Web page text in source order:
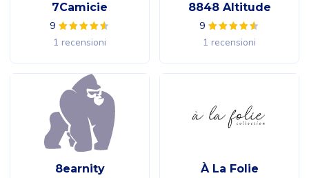
7Camicie
9
1 recensioni
8848 Altitude
9
1 recensioni
8earnity À La Folie